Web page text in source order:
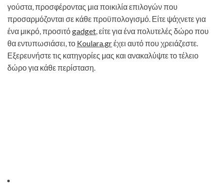
γούστα, προσφέροντας μια ποικιλία επιλογών που
προσαρμόζονται σε κάθε προϋπολογισμό. Είτε ψάχνετε για
ένα μικρό, προσιτόgadget, είτε για ένα πολυτελές δώρο που
θα εντυπωσιάσει, το Koulara.grέχει αυτό που χρειάζεστε.
Εξερευνήστε τις κατηγορίες μας και ανακαλύψτε το τέλειο
δώρο για κάθε περίσταση.